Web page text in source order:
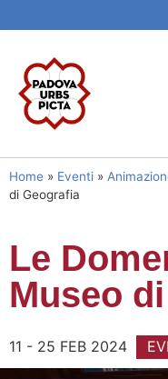
Home » Eventi »
di Geografia
Le
Museo
11 - 25 FEB 2024